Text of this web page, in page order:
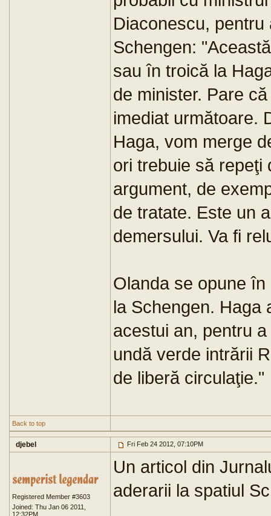
Diaconescu,
Schengen:
sau în troică la
de minister. Pare
imediat următoare.
Haga, vom merge
ori trebuie să repeţi
argument, de
de tratate. Este un
demersului. Va fi
Olanda se opune
la Schengen. Haga
acestui an, pentru
undă verde intrării
de liberă circulaţie."
Back to top
djebel Fri Feb 24 2012, 07:10PM
Registered Member #3603
Joined: Thu Jan 06 2011,
12:32PM
Un articol din
aderarii la spatiul